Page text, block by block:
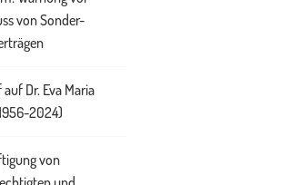
von Sonder-
Dr. Eva Maria
2024)
von